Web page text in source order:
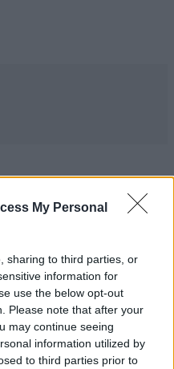
My Personal
sharing to third parties, or
information for
use the below opt-out
Please note that after your
may continue seeing
information utilized by
to third parties prior to
ή
Οδηγός
και επαγγελματικών